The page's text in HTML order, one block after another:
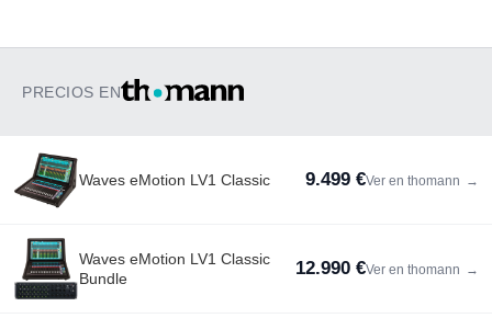
PRECIOS EN
Waves eMotion LV1 Classic 9.499 €Ver en thomann →
Waves eMotion LV1 Classic
Bundle
12.990 €Ver en thomann →